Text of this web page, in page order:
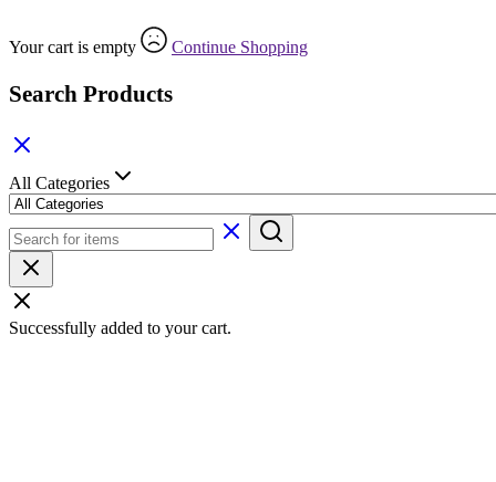
Your cart is empty Continue Shopping
Search Products
All Categories
Successfully added to your cart.